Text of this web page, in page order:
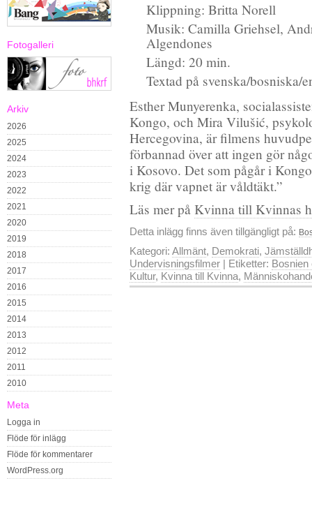
Fotogalleri
Arkiv
2026
2025
2024
2023
2022
2021
2020
2019
2018
2017
2016
2015
2014
2013
2012
2011
2010
Meta
Logga in
Flöde för inlägg
Flöde för kommentarer
WordPress.org
Klippning: Britta Norell
Musik: Camilla Griehsel,
Algendones
Längd: 20 min.
Textad på svenska/bosniska/
Esther Munyerenka,
Kongo, och Mira Vilušić,
Hercegovina, är filmens
förbannad över att ingen gör
i Kosovo. Det som pågår i
krig där vapnet är våldtäkt.”
Läs mer på Kvinna till Kvinnas
Detta inlägg finns även tillgängligt på:
Kategori: Allmänt, Demokrati,
Undervisningsfilmer | Etiketter: Bosnien
Kultur, Kvinna till Kvinna,